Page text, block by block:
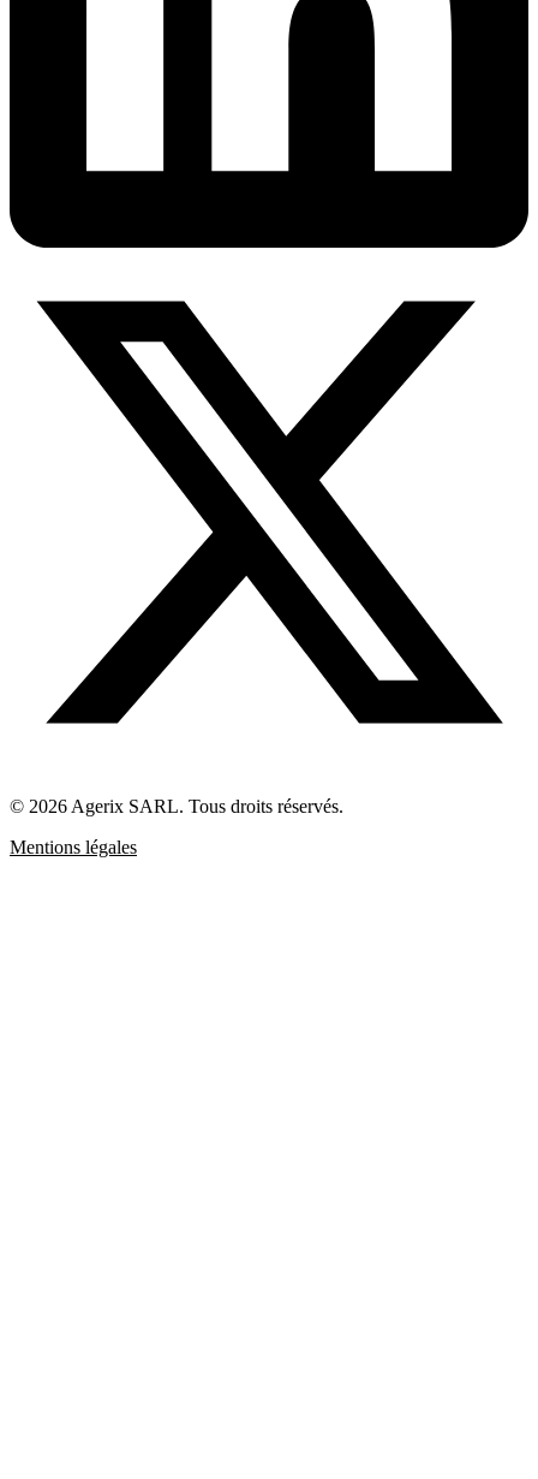
© 2026 Agerix SARL. Tous droits réservés.
Mentions légales